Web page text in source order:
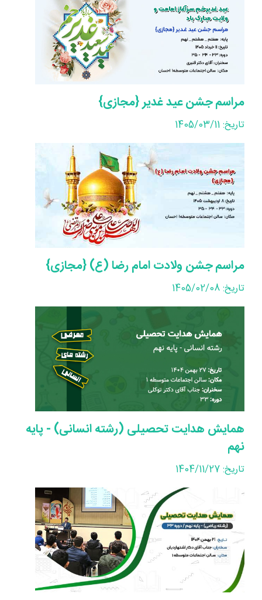
مراسم جشن عید غدیر {مجازی}
تاریخ: 1405/03/11
مراسم جشن ولادت امام رضا (ع) {مجازی}
تاریخ: 1405/02/08
همایش هدایت تحصیلی (رشته انسانی) - پایه
نهم
تاریخ: 1404/11/27